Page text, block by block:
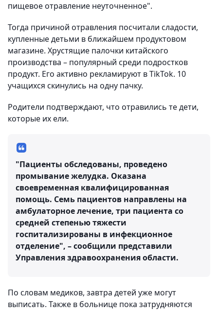
пищевое отравление неуточненное".
Тогда причиной отравления посчитали сладости,
купленные детьми в ближайшем продуктовом
магазине. Хрустящие палочки китайского
производства – популярный среди подростков
продукт. Его активно рекламируют в TikTok. 10
учащихся скинулись на одну пачку.
Родители подтверждают, что отравились те дети,
которые их ели.
"Пациенты обследованы, проведено
промывание желудка. Оказана
своевременная квалифицированная
помощь. Семь пациентов направлены на
амбулаторное лечение, три пациента со
средней степенью тяжести
госпитализированы в инфекционное
отделение", – сообщили представили
Управления здравоохранения области.
По словам медиков, завтра детей уже могут
выписать. Также в больнице пока затрудняются